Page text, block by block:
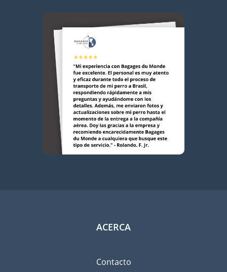
ACERCA
Contacto